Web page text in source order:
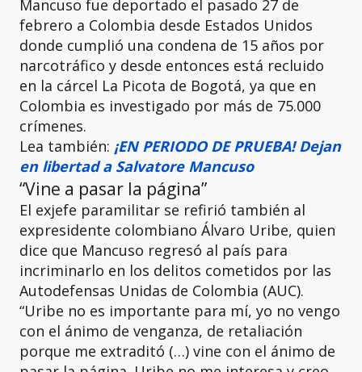
Mancuso fue deportado el pasado 27 de
febrero a Colombia desde Estados Unidos
donde cumplió una condena de 15 años por
narcotráfico y desde entonces está recluido
en la cárcel La Picota de Bogotá, ya que en
Colombia es investigado por más de 75.000
crímenes.
Lea también: ¡EN PERIODO DE PRUEBA! Dejan
en libertad a Salvatore Mancuso
“Vine a pasar la página”
El exjefe paramilitar se refirió también al
expresidente colombiano Álvaro Uribe, quien
dice que Mancuso regresó al país para
incriminarlo en los delitos cometidos por las
Autodefensas Unidas de Colombia (AUC).
“Uribe no es importante para mí, yo no vengo
con el ánimo de venganza, de retaliación
porque me extraditó (…) vine con el ánimo de